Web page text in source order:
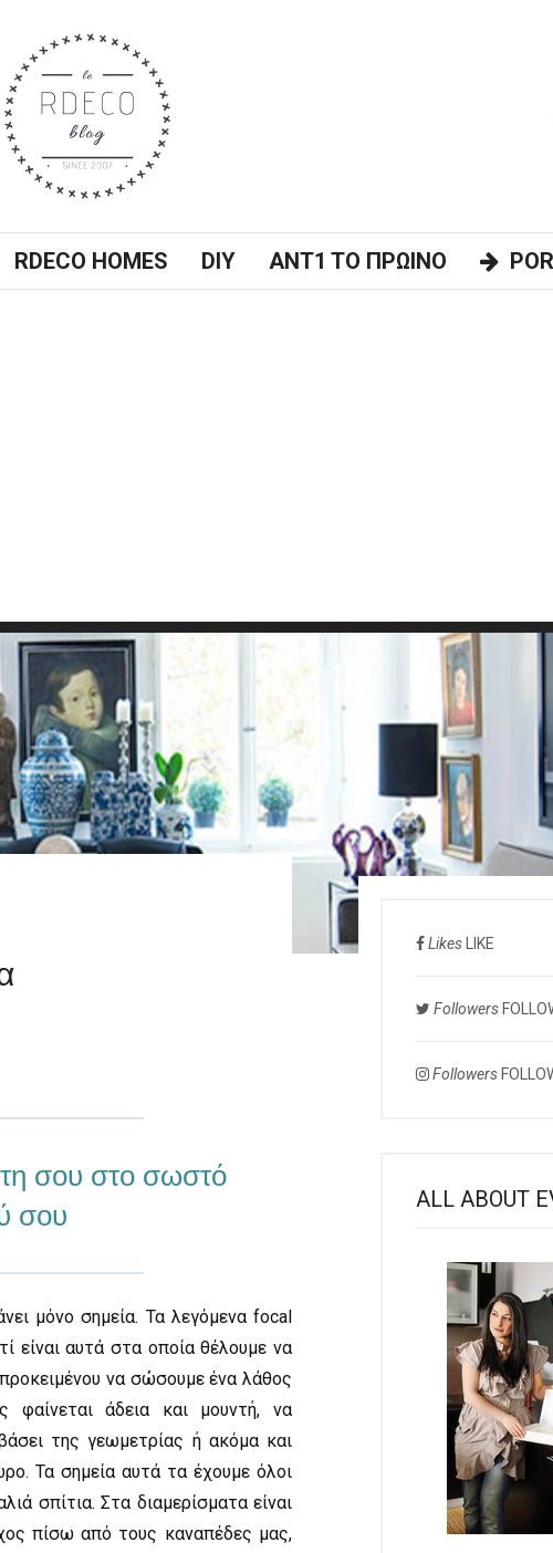
RDECO HOMES DIY ANT1 TO ΠΡΩΙΝΟ
σου στο σωστό
σου
μόνο σημεία. Τα λεγόμενα focal
είναι αυτά στα οποία θέλουμε να
να σώσουμε ένα λάθος
φαίνεται άδεια και μουντή, να
της γεωμετρίας ή ακόμα και
Τα σημεία αυτά τα έχουμε όλοι
σπίτια. Στα διαμερίσματα είναι
πίσω από τους καναπέδες μας,
Likes LIKE
Followers
Followers
ALL ABOUT